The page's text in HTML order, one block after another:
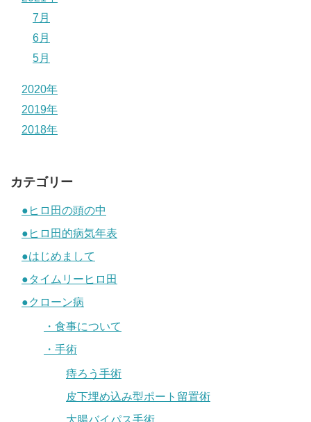
7月
6月
5月
2020年
2019年
2018年
カテゴリー
●ヒロ田の頭の中
●ヒロ田的病気年表
●はじめまして
●タイムリーヒロ田
●クローン病
・食事について
・手術
痔ろう手術
皮下埋め込み型ポート留置術
大腸バイパス手術